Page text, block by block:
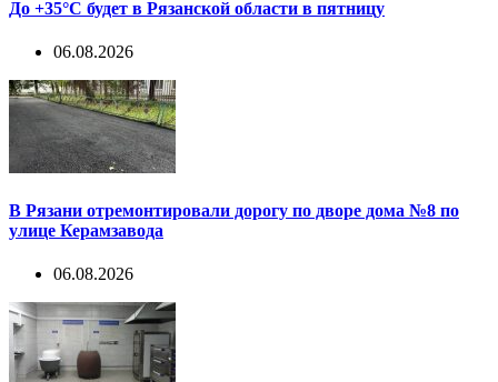
До +35°С будет в Рязанской области в пятницу
06.08.2026
В Рязани отремонтировали дорогу по дворе дома №8 по
улице Керамзавода
06.08.2026